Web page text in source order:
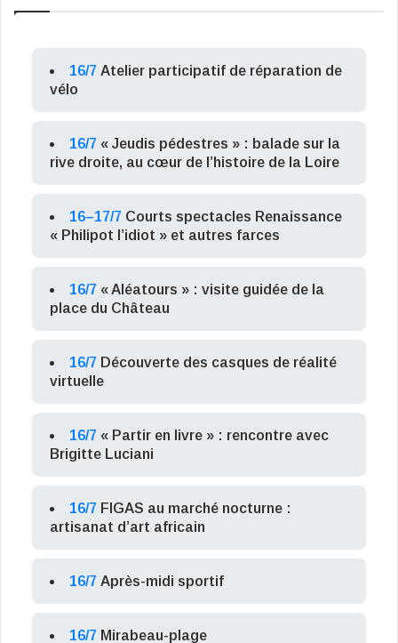
16/7 Atelier participatif de réparation de
vélo
16/7 « Jeudis pédestres » : balade sur la
rive droite, au cœur de l’histoire de la Loire
16–17/7 Courts spectacles Renaissance
« Philipot l’idiot » et autres farces
16/7 « Aléatours » : visite guidée de la
place du Château
16/7 Découverte des casques de réalité
virtuelle
16/7 « Partir en livre » : rencontre avec
Brigitte Luciani
16/7 FIGAS au marché nocturne :
artisanat d’art africain
16/7 Après-midi sportif
16/7 Mirabeau-plage